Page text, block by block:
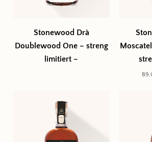
Stonewood Drà
Doublewood One – streng
limitiert –